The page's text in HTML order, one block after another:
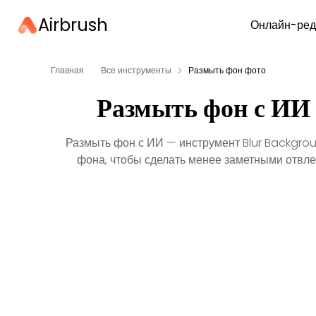
Airbrush Онлайн-
Главная Все инструменты Размыть фон фото
Размыть фон с
Размыть фон с ИИ — инструмент Blur
фона, чтобы сделать менее заметными